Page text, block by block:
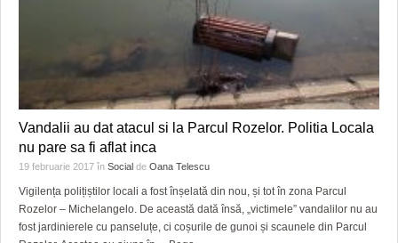
Vandalii au dat atacul si la Parcul Rozelor. Politia Locala
nu pare sa fi aflat inca
19 februarie 2017 în Social de Oana Telescu
Vigilența polițiștilor locali a fost înșelată din nou, și tot în zona Parcul
Rozelor – Michelangelo. De această dată însă, „victimele” vandalilor nu au
fost jardinierele cu panseluțe, ci coșurile de gunoi și scaunele din Parcul